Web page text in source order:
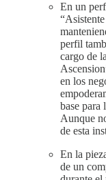
En un
perfil
cargo de
en los
base para
Aunque
de esta
En la
de un